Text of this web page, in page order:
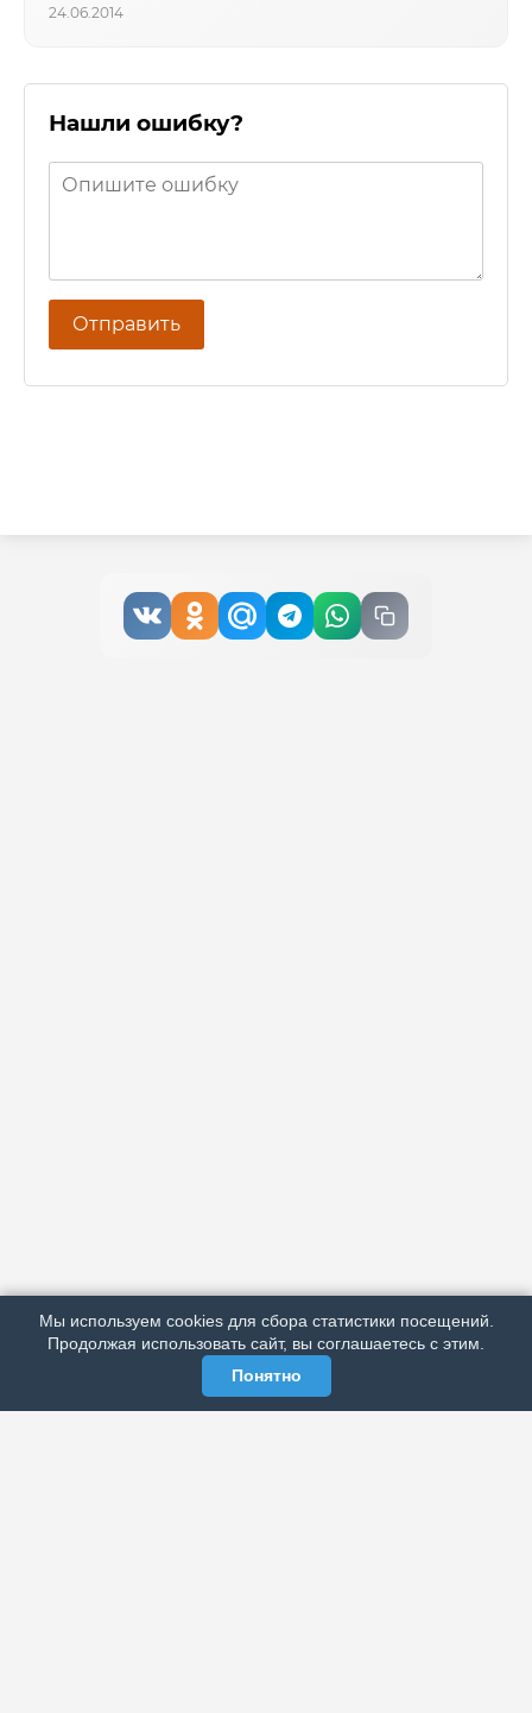
РЕКЛАМА У НАС
МЫ В СОЦСЕТЯХ
24.06.2014
Нашли ошибку?
Отправить
Мы используем cookies для сбора статистики посещений.
Продолжая использовать сайт, вы соглашаетесь с этим.
Понятно